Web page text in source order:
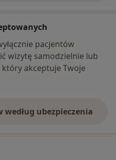
pacjentów
wizytę samodzielnie lub
akceptuje Twoje
ubezpieczenia